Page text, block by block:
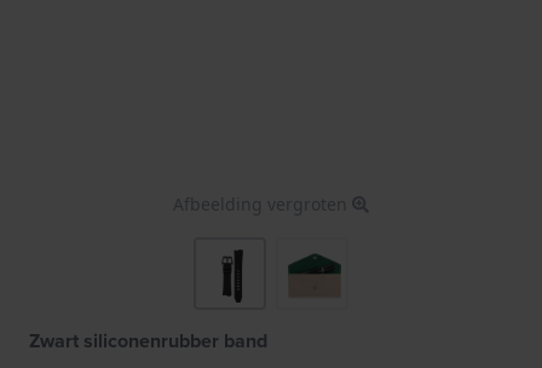
Afbeelding vergroten
Zwart siliconenrubber band